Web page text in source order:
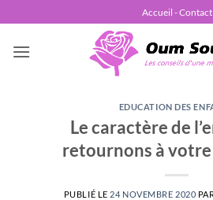
au
contenu
Accueil - Contact
EDUCATION DES
Le caractère de
retournons à votre
PUBLIÉ LE 24 NOVEMBRE 2020